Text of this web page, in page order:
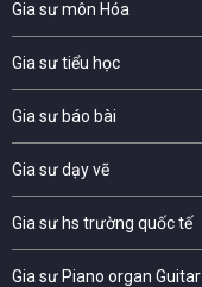
Gia sư môn Hóa
Gia sư tiểu học
Gia sư báo bài
Gia sư dạy vẽ
Gia sư hs trường quốc tế
Gia sư Piano organ Guitar